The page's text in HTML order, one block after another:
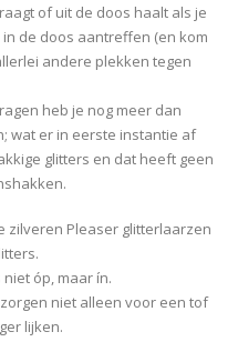
of uit de doos haalt als je
de doos aantreffen (en kom
andere plekken tegen
heb je nog meer dan
wat er in eerste instantie af
glitters en dat heeft geen
zilveren Pleaser glitterlaarzen
óp, maar ín.
niet alleen voor een tof
lijken.